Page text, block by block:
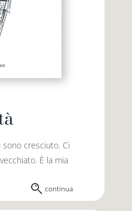
sono cresciuto. Ci
È la mia
continua